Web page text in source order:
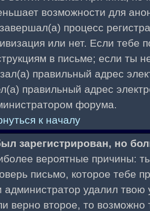
возможности для
процесс
или нет. Если тебе
в письме; если ты
правильный адрес
правильный адрес
форума.
к началу
зарегистрирован, но
вероятные причины:
письмо, которое тебе
администратор удалил твою
верно второе, то